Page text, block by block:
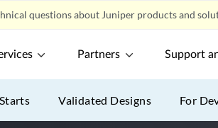
questions about Juniper products and
Partners Support
Validated Designs For